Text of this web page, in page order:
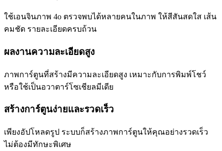
ใช้เอนจินภาพ 4o ตรวจพบได้หลายคนในภาพ ให้สีสันสดใส เส้น
คมชัด รายละเอียดครบถ้วน
ผลงานความละเอียดสูง
ภาพการ์ตูนที่สร้างมีความละเอียดสูง เหมาะกับการพิมพ์โชว์
หรือใช้เป็นอวาตาร์โซเชียลมีเดีย
สร้างการ์ตูนง่ายและรวดเร็ว
เพียงอัปโหลดรูป ระบบก็สร้างภาพการ์ตูนให้คุณอย่างรวดเร็ว
ไม่ต้องมีทักษะพิเศษ